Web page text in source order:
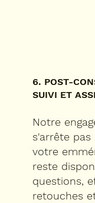
6. POST-
SUIVI ET
Notre
s'arrête pas
votre
reste
questions,
retouches